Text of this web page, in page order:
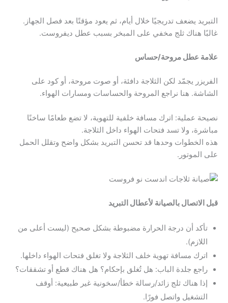
التبريد يضعف تدريجيًا خلال أيام، ثم يعود مؤقتًا بعد فصل الجهاز.
غالبًا هناك ثلج مخفي على المبخر بسبب عطل ديفروست.
علامة عطل مروحة/حساس
الفريزر يجمّد لكن الثلاجة دافئة، أو صوت مروحة، أو كود على
الشاشة. هنا نراجع المروحة والحساسات ومسارات الهواء.
نصيحة عملية: اترك مسافة خلفية للتهوية، لا تضع طعامًا ساخنًا
مباشرة، ولا تسد فتحات الهواء داخل الثلاجة.
هذه الخطوات وحدها قد تحسن التبريد بشكل واضح وتقلل الحمل
على الموتور.
قبل الاتصال بالصيانة لأعطال التبريد
تأكد أن درجة الحرارة مضبوطة بشكل صحيح (ليست أعلى من
اللازم).
اترك مسافة تهوية خلف الثلاجة ولا تغلق فتحات الهواء داخلها.
راجع جلدة الباب: هل تُغلق بإحكام؟ هل هناك قطع أو تشققات؟
إذا هناك ثلج زائد/رسالة خطأ/سخونية غير طبيعية: أوقف
التشغيل واتصل فورًا.